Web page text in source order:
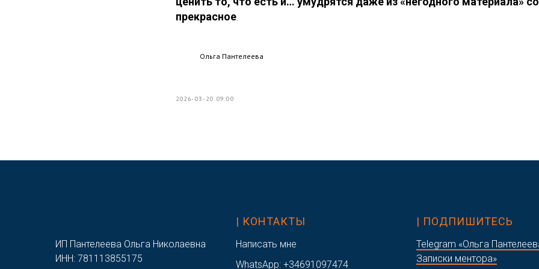
прекрасное
Ольга Пантелеева
2026-03-20 09:00
ИП Пантелеева Ольга Николаевна
ИНН: 781113855175
| КОНТАКТЫ
Написать мне
WhatsApp: +34691097474
| ПОДПИШИТЕСЬ
Telegram «Ольга
Записки ментора»